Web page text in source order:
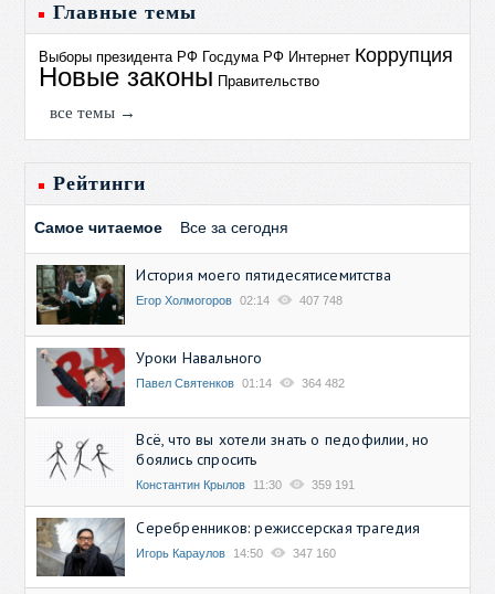
Главные темы
Выборы президента РФ Госдума РФ Интернет Коррупция
Новые законы Правительство
все темы →
Рейтинги
Самое читаемое Все за сегодня
История моего пятидесятисемитства
Егор Холмогоров 02:14 407 748
Уроки Навального
Павел Святенков 01:14 364 482
Всё, что вы хотели знать о педофилии, но
боялись спросить
Константин Крылов 11:30 359 191
Серебренников: режиссерская трагедия
Игорь Караулов 14:50 347 160